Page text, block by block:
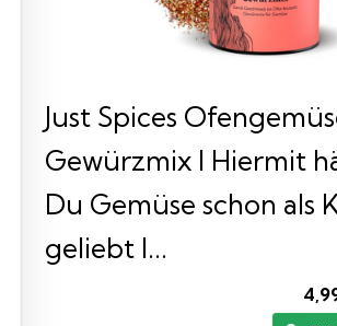
Just Spices
Gewürzmix I Hiermit
Du Gemüse schon als
geliebt I...